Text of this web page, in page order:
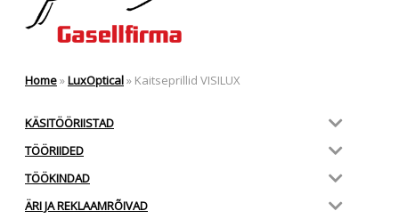
Home»LuxOptical» Kaitseprillid VISILUX
KÄSITÖÖRIISTAD
TÖÖRIIDED
TÖÖKINDAD
ÄRI JA REKLAAMRÕIVAD